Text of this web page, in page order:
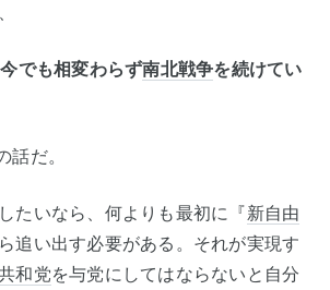
でも相変わらず南北戦争を続けてい
だ。
たいなら、何よりも最初に『新自由
追い出す必要がある。それが実現す
和党を与党にしてはならないと自分